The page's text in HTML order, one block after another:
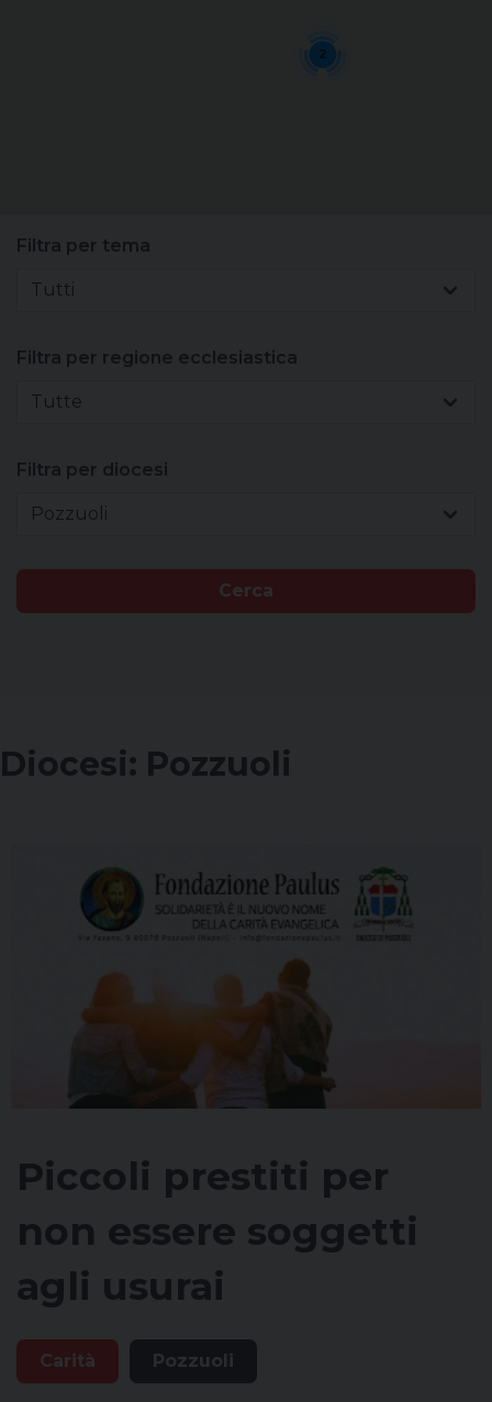
2
Filtra per tema
Tutti
Filtra per regione ecclesiastica
Tutte
Filtra per diocesi
Pozzuoli
Cerca
Diocesi: Pozzuoli
Piccoli prestiti per
non essere soggetti
agli usurai
Carità Pozzuoli